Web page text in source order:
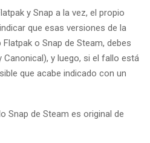
y Snap a la vez, el propio
que esas versiones de la
o Snap de Steam, debes
y luego, si el fallo está
que acabe indicado con un
Snap de Steam es original de